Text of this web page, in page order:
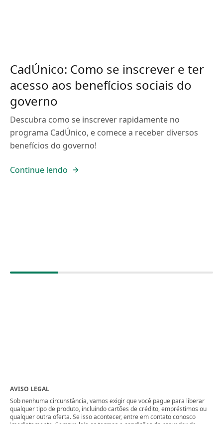
CadÚnico: Como se inscrever e ter
acesso aos benefícios sociais do
governo
Descubra como se inscrever rapidamente no
programa CadÚnico, e comece a receber diversos
benefícios do governo!
Continue lendo
AVISO LEGAL
Sob nenhuma circunstância, vamos exigir que você pague para liberar
qualquer tipo de produto, incluindo cartões de crédito, empréstimos ou
qualquer outra oferta. Se isso acontecer, entre em contato conosco